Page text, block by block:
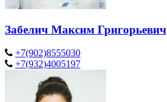
Забелич Максим Григорьевич
+7(902)8555030
+7(932)4005197